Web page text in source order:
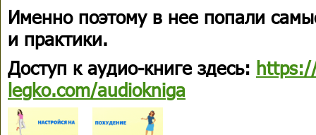
Именно поэтому в нее попали
и практики.
Доступ к аудио-книге здесь:
legko.com/audiokniga